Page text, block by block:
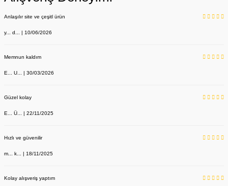
Anlaşılır site ve çeşitl ürün
y... d... | 10/06/2026
Memnun kaldım
E... U... | 30/03/2026
Güzel kolay
E... Ü... | 22/11/2025
Hızlı ve güvenilir
m... k... | 18/11/2025
Kolay alışveriş yaptım